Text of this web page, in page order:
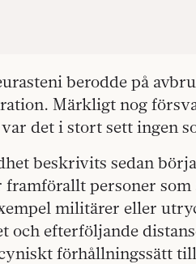
berodde på
Märkligt nog
det i stort sett ingen
beskrivits sedan
personer
militärer eller
och efterföljande
förhållningssätt